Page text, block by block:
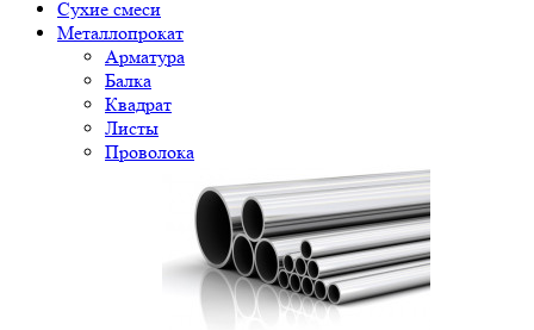
Сухие смеси
Металлопрокат
Арматура
Балка
Квадрат
Листы
Проволока